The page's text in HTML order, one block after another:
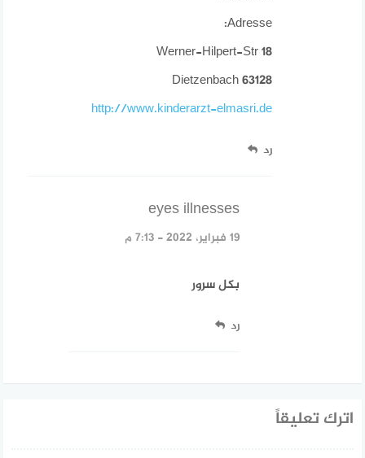
Adresse:
Werner-Hilpert-Str 18
63128 Dietzenbach
http://www.kinderarzt-elmasri.de
رد
eyes illnesses
19 فبراير، 2022 - 7:13 م
بكل سرور
رد
اترك تعليقاً